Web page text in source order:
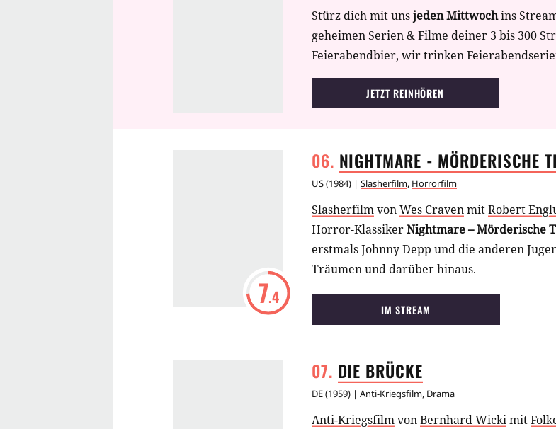
Stürz dich mit unsjeden Mittwochins
geheimen Serien & Filme deiner 3 bis 300
Feierabendbier, wir trinken
JETZT REINHÖREN
NIGHTMARE - MÖRDERISCHE
US(1984) | Slasherfilm, Horrorfilm
7.4
SlasherfilmvonWes CravenmitRobert
Horror-KlassikerNightmare – Mörderische
erstmals Johnny Depp und die anderen
Träumen und darüber hinaus.
IM STREAM
DIE BRÜCKE
DE(1959) | Anti-Kriegsfilm, Drama
Anti-KriegsfilmvonBernhard Wickimit